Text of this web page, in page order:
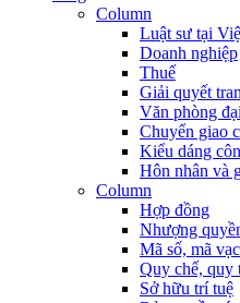
Column
Luật sư tại
Doanh nghiệp
Thuế
Giải quyết
Văn phòng
Chuyển giao
Kiểu dáng
Hôn nhân và
Column
Hợp đồng
Nhượng
Mã số, mã
Quy chế, quy
Sở hữu trí tuệ